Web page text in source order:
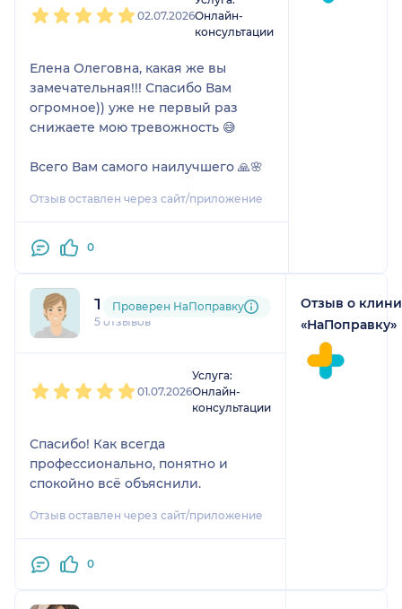
02.07.2026Онлайн-
консультации
Елена Олеговна, какая же вы
замечательная!!! Спасибо Вам
огромное)) уже не первый раз
снижаете мою тревожность 😅
Всего Вам самого наилучшего 🙏🌸
Отзыв оставлен через сайт/приложение
0
Татьяна
5 отзывов
Проверен НаПоправку
01.07.2026
Услуга:
Онлайн-
консультации
Спасибо! Как всегда
профессионально, понятно и
спокойно всё объяснили.
Отзыв оставлен через сайт/приложение
0
Отзыв о
«НаПоправку»